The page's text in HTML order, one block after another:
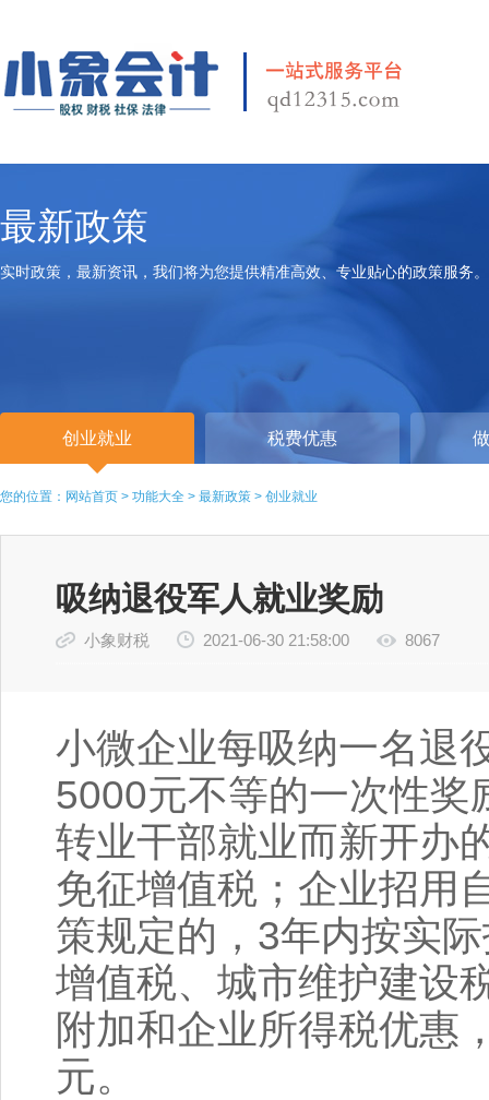
最新政策
实时政策，最新资讯，我们将为您提供精准高效、专业贴心的政策服务。
创业就业 税费优惠
您的位置： 网站首页 > 功能大全 > 最新政策 > 创业就业
吸纳退役军人就业奖励
小象财税 2021-06-30 21:58:00 8067
小微企业每吸纳一名退
5000元不等的一次性奖
转业干部就业而新开办
免征增值税；企业招用
策规定的，3年内按实
增值税、城市维护建设
附加和企业所得税优惠
元。